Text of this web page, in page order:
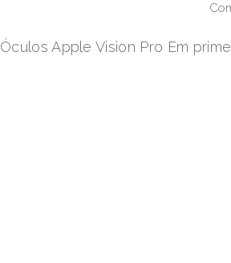
Óculos Apple Vision Pro Em